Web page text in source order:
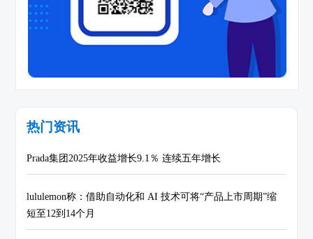
热门资讯
Prada集团2025年收益增长9.1％ 连续五年增长
lululemon称：借助自动化和 AI 技术可将“产品上市周期”缩
短至12到14个月